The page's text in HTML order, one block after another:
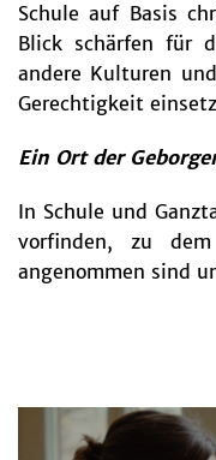
Schule auf Basis
Blick schärfen für
andere Kulturen
Gerechtigkeit
Ein Ort der
In Schule und
vorfinden, zu
angenommen sind